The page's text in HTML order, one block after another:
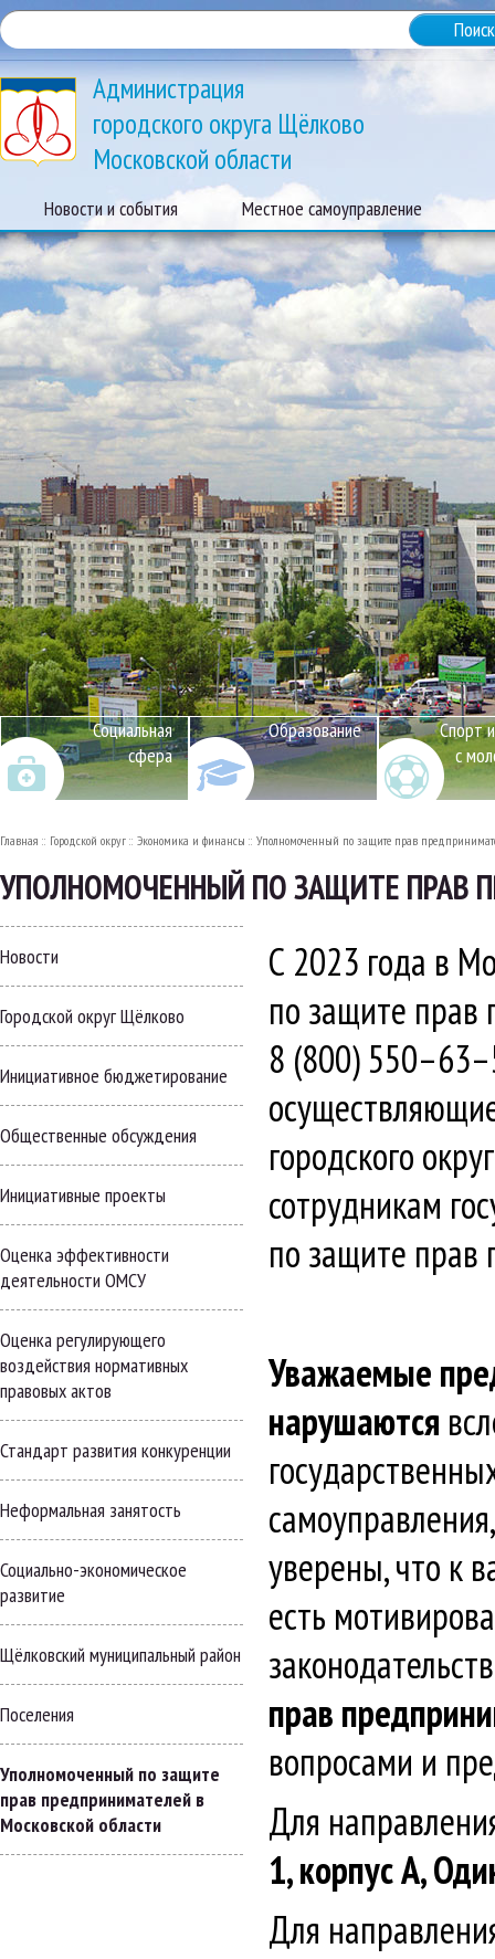
Администрация
городского округа Щёлково
Московской области
Новости и события Местное самоуправление
Социальная
сфера
Образование
Спорт
с
Главная Городской округ Экономика и финансы Уполномоченный по защите прав
УПОЛНОМОЧЕННЫЙ ПО ЗАЩИТЕ ПРАВ
Новости
Городской округ Щёлково
Инициативное бюджетирование
Общественные обсуждения
Инициативные проекты
Оценка эффективности
деятельности ОМСУ
Оценка регулирующего
воздействия нормативных
правовых актов
Стандарт развития конкуренции
Неформальная занятость
Социально-экономическое
развитие
Щёлковский муниципальный район
Поселения
Уполномоченный по защите
прав предпринимателей в
Московской области
С 2023 года в
по защите прав
8 (800)
городского
сотрудникам
по защите прав
Уважаемые
нарушаются
уверены, что к
есть
прав
вопросами и
Для
1, корпус А,
Для